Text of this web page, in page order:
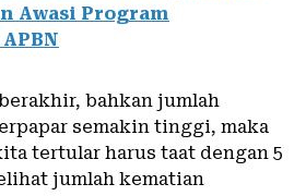
Awasi Program
bahkan jumlah
semakin tinggi, maka
tertular harus taat dengan 5
jumlah kematian